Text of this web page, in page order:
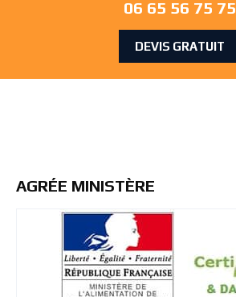
06 65 56 75 75
DEVIS GRATUIT
AGRÉE MINISTÈRE